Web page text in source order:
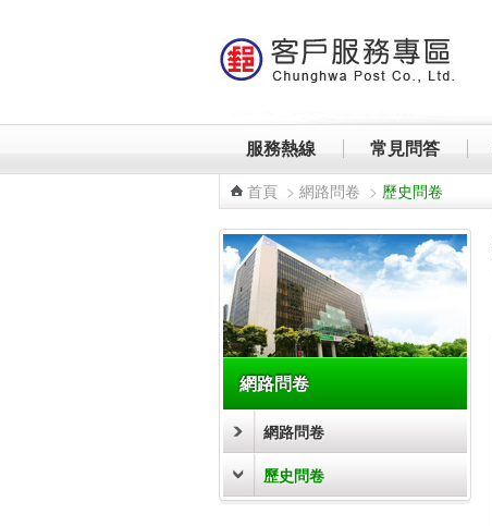
服務熱線 常見問答
首頁 > 網路問卷 > 歷史問卷
網路問卷
網路問卷
歷史問卷